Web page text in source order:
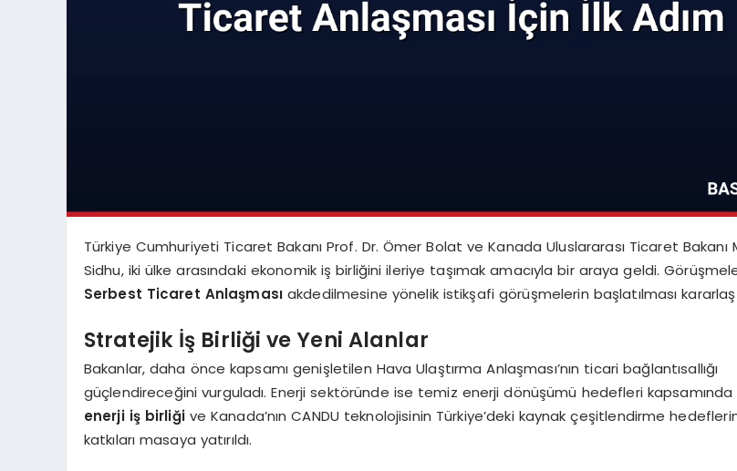
Türkiye Cumhuriyeti Ticaret Bakanı Prof. Dr. Ömer Bolat ve Kanada Uluslararası Ticaret Bakanı
Sidhu, iki ülke arasındaki ekonomik iş birliğini ileriye taşımak amacıyla bir araya geldi.
Serbest Ticaret Anlaşması akdedilmesine yönelik istikşafi görüşmelerin başlatılması
Stratejik İş Birliği ve Yeni Alanlar
Bakanlar, daha önce kapsamı genişletilen Hava Ulaştırma Anlaşması’nın ticari bağlantısallığı
güçlendireceğini vurguladı. Enerji sektöründe ise temiz enerji dönüşümü hedefleri kapsamında
enerji iş birliğive Kanada’nın CANDU teknolojisinin Türkiye’deki kaynak çeşitlendirme
katkıları masaya yatırıldı.